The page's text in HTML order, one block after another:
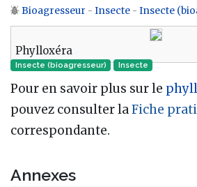
Aller à :navigation,rechercher
Bioagresseur - Insecte - Insecte
Phylloxéra
Insecte (bioagresseur) Insecte‎
Pour en savoir plus sur le
pouvez consulter laFiche
correspondante.
Annexes